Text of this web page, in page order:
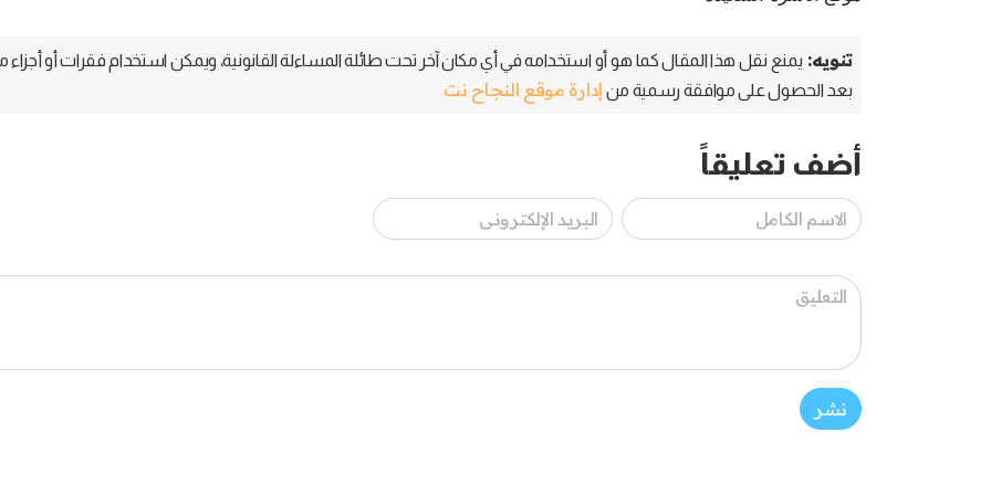
تنويه: يمنع نقل هذا المقال كما هو أو استخدامه في أي مكان آخر تحت طائلة المساءلة القانونية، ويمكن استخدام فقرات أو أجزاء
بعد الحصول على موافقة رسمية من إدارة موقع النجاح نت
أضف تعليقاً
نشر